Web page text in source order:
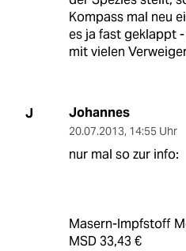
Kompass mal neu
es ja fast geklappt
mit vielen
J Johannes
20.07.2013, 14:55 Uhr
nur mal so zur info:
Masern-Impfstoff
MSD 33,43 €